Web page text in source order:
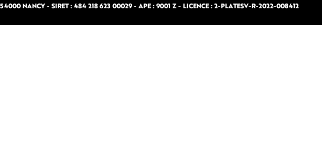
NANCY - SIRET : 484 218 623 00029 - APE : 9001 Z - LICENCE : 2-PLATESV-R-2022-008412